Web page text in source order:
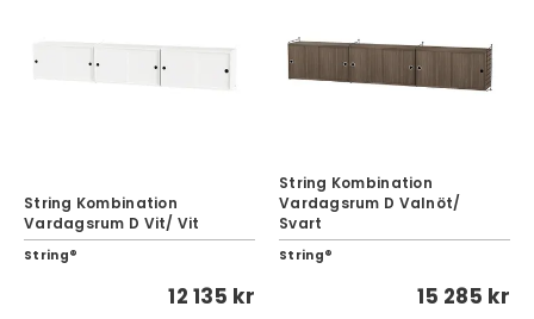
String Kombination
Vardagsrum D Vit/ Vit
String®
12 135 kr
String Kombination
Vardagsrum D Valnöt/
Svart
String®
15 285 kr